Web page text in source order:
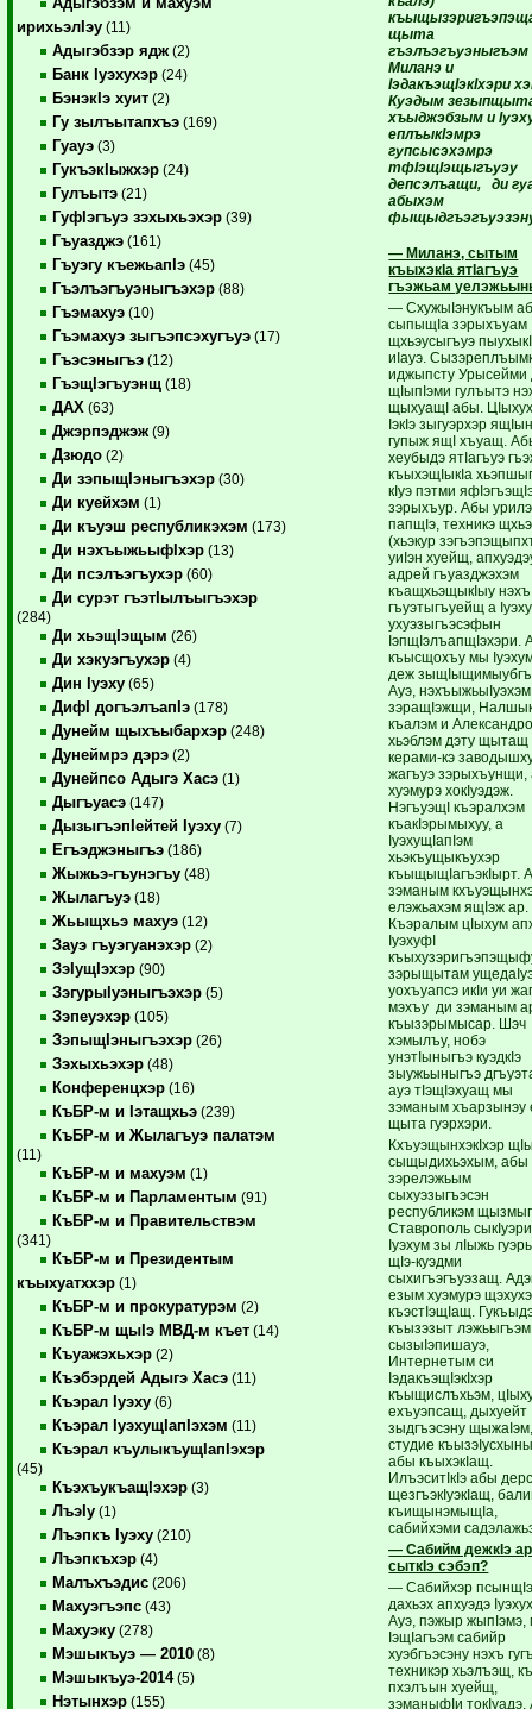
ирихьэлIэу (11)
Адыгэбзэр ядж (2)
Банк Iуэхухэр (24)
БэнэкIэ хуит (2)
Гу зылъытапхъэ (169)
Гуауэ (3)
ГукъэкIыжхэр (24)
Гулъытэ (21)
ГуфIэгъуэ зэхыхьэхэр (39)
Гъуазджэ (161)
Гъуэгу къежьапIэ (45)
Гъэлъэгъуэныгъэхэр (88)
Гъэмахуэ (10)
Гъэмахуэ зыгъэпсэхугъуэ (17)
Гъэсэныгъэ (12)
ГъэщIэгъуэнщ (18)
ДАХ (63)
Джэрпэджэж (9)
Дзюдо (2)
Ди зэпыщIэныгъэхэр (30)
Ди куейхэм (1)
Ди къуэш республикэхэм (173)
Ди нэхъыжьыфIхэр (13)
Ди псэлъэгъухэр (60)
Ди сурэт гъэтIылъыгъэхэр
(284)
Ди хьэщIэщым (26)
Ди хэкуэгъухэр (4)
Дин Iуэху (65)
ДифI догъэлъапIэ (178)
Дунейм щыхъыбархэр (248)
Дунеймрэ дэрэ (2)
Дунейпсо Адыгэ Хасэ (1)
Дыгъуасэ (147)
ДызыгъэпIейтей Iуэху (7)
Егъэджэныгъэ (186)
Жыжьэ-гъунэгъу (48)
Жылагъуэ (18)
Жьыщхьэ махуэ (12)
Зауэ гъуэгуанэхэр (2)
ЗэIущIэхэр (90)
ЗэгурыIуэныгъэхэр (5)
Зэпеуэхэр (105)
ЗэпыщIэныгъэхэр (26)
Зэхыхьэхэр (48)
Конференцхэр (16)
КъБР-м и Iэтащхьэ (239)
КъБР-м и Жылагъуэ палатэм
(11)
КъБР-м и махуэм (1)
КъБР-м и Парламентым (91)
КъБР-м и Правительствэм
(341)
КъБР-м и Президентым
къыхуатххэр (1)
КъБР-м и прокуратурэм (2)
КъБР-м щыIэ МВД-м къет (14)
Къуажэхьхэр (2)
Къэбэрдей Адыгэ Хасэ (11)
Къэрал Iуэху (6)
Къэрал IуэхущIапIэхэм (11)
Къэрал къулыкъущIапIэхэр
(45)
КъэхъукъащIэхэр (3)
ЛъэIу (1)
Лъэпкъ Iуэху (210)
Лъэпкъхэр (4)
Малъхъэдис (206)
Махуэгъэпс (43)
Махуэку (278)
Мэшыкъуэ — 2010 (8)
Мэшыкъуэ-2014(5)
Нэтынхэр (155)
щыта
гъэлъэгъуэныгъэм
Миланэ и
IэдакъэщIэкIхэри
Куэдым
хъыджэбзым и
еплъыкIэмрэ
гупсысэхэмрэ
тфIэщIэщыгъуэу
депсэлъащи, ди
абыхэм
— Миланэ, сытым
къыхэкIа ятIагъуэ
гъэжьам
— СхужыIэнукъым
сыпыщIа зэрыхъуам
щхьэусыгъуэ
иIауэ.
иджыпсту Урысейми
щIыпIэми гулъытэ
щыхуащI абы.
IэкIэ зыгуэрхэр
гупыж ящI хъуащ.
хеубыдэ ятIагъуэ
къыхэщIыкIа
кIуэ пэтми
зэрыхъур. Абы
папщIэ, техникэ
(хьэкур
уиIэн хуейщ,
адрей гъуазджэхэм
къащхьэщыкIыу нэхъ
гъуэтыгъуейщ а
ухуэзыгъэсэфын
IэпщIэлъапщIэхэри.
къысщохъу мы
деж
Ауэ, нэхъыжьыIуэхэм
зэращIэжщи,
къалэм и
хьэблэм дэту щытащ
керами-кэ
жагъуэ зэрыхъунщи,
хуэмурэ хокIуэдэж.
НэгъуэщI къэралхэм
къакIэрымыхуу, а
IуэхущIапIэм
хьэкъущыкъухэр
къыщыщIагъэкIырт.
зэманым
елэжьахэм ящIэж ар.
Къэралым цIыхум
IуэхуфI
зэрыщытам
уохъуапсэ икIи уи
мэхъу ди зэманым
къызэрымысар. Шэч
хэмылъу, нобэ
унэтIыныгъэ куэдкIэ
зыужьыныгъэ
ауэ тIэщIэхуащ мы
зэманым хъарзынэу
щыта гуэрхэри.
КхъуэщынхэкIхэр
сыщыдихьэхым, абы
зэрелэжьым
сыхуэзыгъэсэн
республикэм
Ставрополь
Iуэхум зы лIыжь
щIэ-куэдми
сыхигъэгъуэзащ.
езым хуэмурэ
къэстIэщIащ.
къызэзыт лэжьыгъэм
сызыIэпишауэ,
Интернетым си
IэдакъэщIэкIхэр
къыщислъхьэм,
ехъуэпсащ, дыхуейт
зыдгъэсэну
студие
абы къыхэкIащ.
ИлъэситIкIэ абы
щезгъэкIуэкIащ,
къищынэмыщIа,
сабийхэми
— Сабийм дежкIэ ар
сыткIэ сэбэп?
— Сабийхэр
дахьэх апхуэдэ
Ауэ, пэжыр жыпIэмэ,
IэщIагъэм сабийр
хуэбгъэсэну нэхъ
техникэр хьэлъэщ,
пхэлъын хуейщ,
зэманыфIи